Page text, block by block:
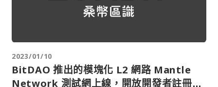
2023/01/10
BitDAO 推出的模塊化 L2 網路 Mantle
Network 測試網上線，開放開發者註冊訪